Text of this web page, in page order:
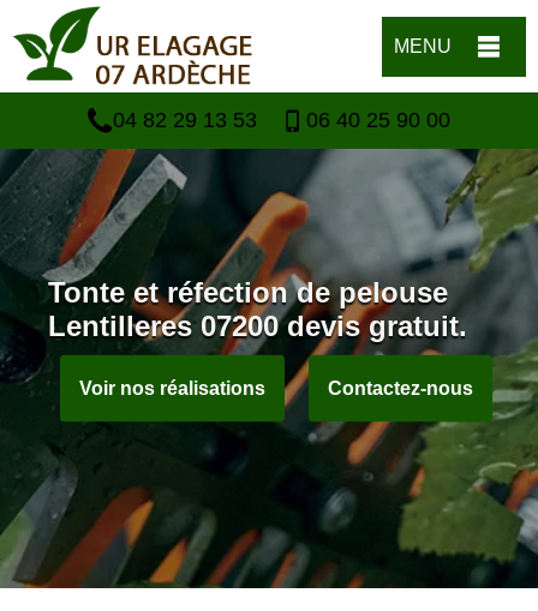
MENU
04 82 29 13 53 06 40 25 90 00
Tonte et réfection de pelouse
Lentilleres 07200 devis gratuit.
Voir nos réalisations Contactez-nous